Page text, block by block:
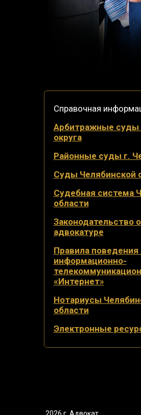
Справочная
Арбитражные суды
округа
Районные суды г.
Суды Челябинской
Судебная система
области
Законодательство
адвокатуре
Правила поведения
информационно-
«Интернет»
Нотариусы
области
Электронные